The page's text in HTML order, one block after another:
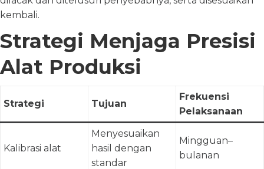
kembali.
Strategi Menjaga Presisi
Alat Produksi
Strategi Tujuan
Frekuensi
Pelaksanaan
Kalibrasi alat
Menyesuaikan
hasil dengan
standar
Mingguan–
bulanan